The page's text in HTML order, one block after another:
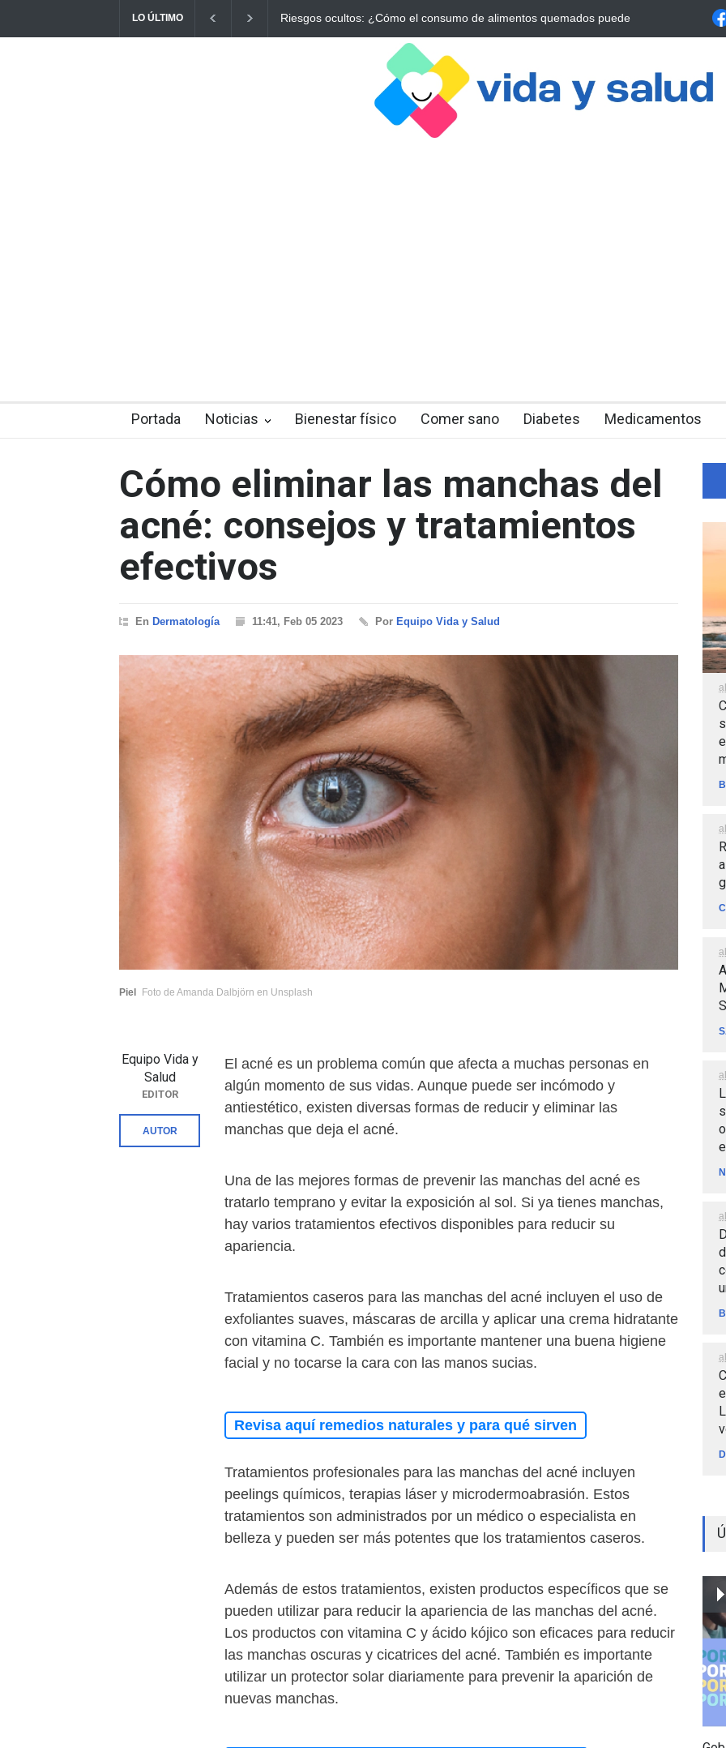
LO ÚLTIMO Ayuno Digital: La Estrategia Esencial para Mejorar tu Bienestar La conexión vital
Portada Noticias Bienestar físico Comer sano Diabetes Medicamentos
Cómo eliminar las manchas del
acné: consejos y tratamientos
efectivos
En Dermatología 11:41, Feb 05 2023 Por Equipo Vida y Salud
Piel Foto de Amanda Dalbjörn en Unsplash
El acné es un problema común que afecta a muchas personas en
algún momento de sus vidas. Aunque puede ser incómodo y
antiestético, existen diversas formas de reducir y eliminar las
manchas que deja el acné.
Una de las mejores formas de prevenir las manchas del acné es
tratarlo temprano y evitar la exposición al sol. Si ya tienes manchas,
hay varios tratamientos efectivos disponibles para reducir su
apariencia.
Tratamientos caseros para las manchas del acné incluyen el uso de
exfoliantes suaves, máscaras de arcilla y aplicar una crema hidratante
con vitamina C. También es importante mantener una buena higiene
facial y no tocarse la cara con las manos sucias.
Revisa aquí remedios naturales y para qué sirven
Tratamientos profesionales para las manchas del acné incluyen
peelings químicos, terapias láser y microdermoabrasión. Estos
tratamientos son administrados por un médico o especialista en
belleza y pueden ser más potentes que los tratamientos caseros.
Además de estos tratamientos, existen productos específicos que se
pueden utilizar para reducir la apariencia de las manchas del acné.
Los productos con vitamina C y ácido kójico son eficaces para reducir
las manchas oscuras y cicatrices del acné. También es importante
utilizar un protector solar diariamente para prevenir la aparición de
nuevas manchas.
Equipo Vida y
Salud
EDITOR
AUTOR